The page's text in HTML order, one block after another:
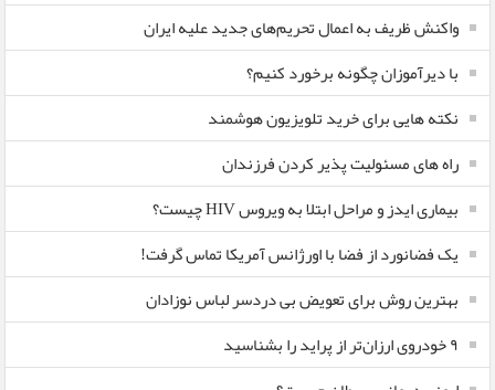
واکنش ظریف به اعمال تحریم‌های جدید علیه ایران
با دیرآموزان چگونه برخورد کنیم؟
نکته هایی برای خرید تلویزیون هوشمند
راه های مسئولیت پذیر کردن فرزندان
بیماری ایدز و مراحل ابتلا به ویروس HIV چیست؟
یک فضانورد از فضا با اورژانس آمریکا تماس گرفت!
بهترین روش برای تعویض بی دردسر لباس نوزادان
٩ خودروی ارزان‌تر از پراید را بشناسید